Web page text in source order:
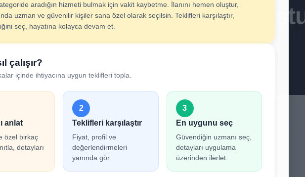
aradığın hizmeti bulmak için vakit kaybetme. İlanını hemen oluştur,
uzman ve güvenilir kişiler sana özel olarak seçilsin. Teklifleri karşılaştır,
seç, hayatına kolayca devam et.
çalışır?
içinde ihtiyacına uygun teklifleri topla.
anlat
özel birkaç
detayları
2
Teklifleri karşılaştır
Fiyat, profil ve
değerlendirmeleri
yanında gör.
3
En uygunu seç
Güvendiğin uzmanı seç,
detayları uygulama
üzerinden ilerlet.
Özel Ders İlan
adım adım belirt; uygun hizmet verenlerden hızlıca teklif al.
için giriş yapmanız gerekmektedir.
yoksa birkaç adımda kolayca kayıt olabilirsiniz.